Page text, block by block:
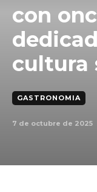
con
cultura
GASTRONOMIA
7 de octubre de 2025